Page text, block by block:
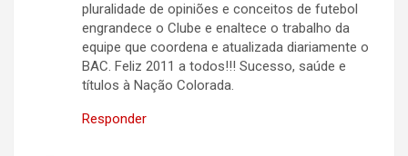
pluralidade de opiniões e conceitos de futebol
engrandece o Clube e enaltece o trabalho da
equipe que coordena e atualizada diariamente o
BAC. Feliz 2011 a todos!!! Sucesso, saúde e
títulos à Nação Colorada.
Responder